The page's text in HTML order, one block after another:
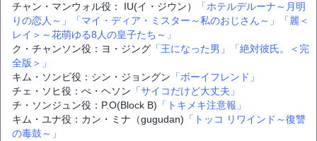
チャン・マンウォル役： IU(イ・ジウン）
「ホテルデルーナ～月明
りの恋人～」
「マイ・ディア・ミスター～私のおじさん～」
「麗＜
レイ＞～花萌ゆる8人の皇子たち～」
ク・チャンソン役：ヨ・ジング 「王になった男」
「絶対彼氏。＜完
全版＞」
キム・ソンビ役：シン・ジョングン 「ボーイフレンド」
チェ・ソヒ役：ぺ・ヘソン 「サイコだけど大丈夫」
チ・ソンジュン役：P.O(Block B) 「トキメキ注意報」
キム・ユナ役：カン・ミナ（gugudan) 「トッコ リワインド～復讐
の毒鼓～」